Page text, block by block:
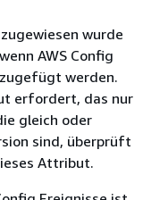
wurde
AWS Config
werden.
erfordert, das nur
gleich oder
sind, überprüft
Attribut.